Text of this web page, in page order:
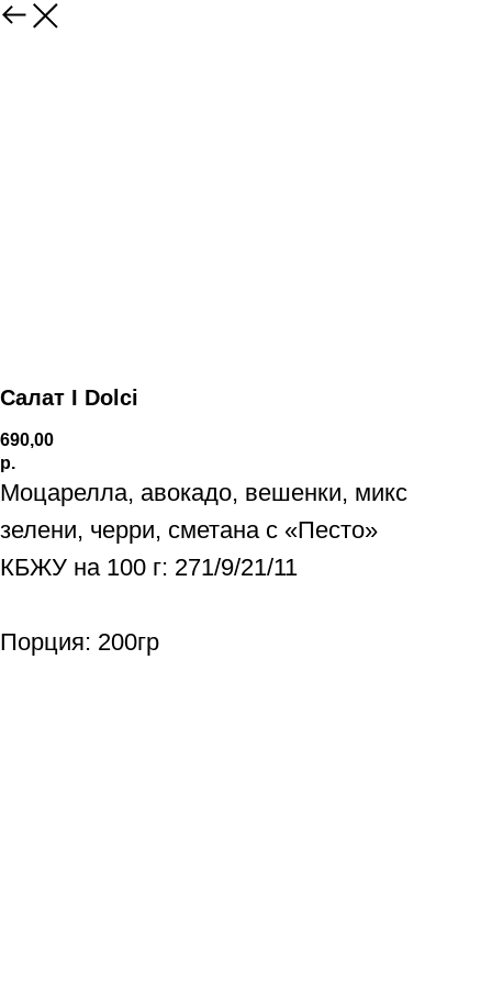
Салат I Dolci
690,00
р.
Моцарелла, авокадо, вешенки, микс
зелени, черри, сметана с «Песто»
КБЖУ на 100 г: 271/9/21/11
Порция: 200гр